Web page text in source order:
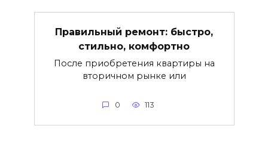
Правильный ремонт: быстро,
стильно, комфортно
После приобретения квартиры на
вторичном рынке или
0 113